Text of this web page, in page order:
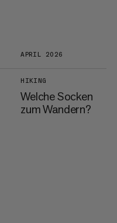
APRIL 2026
HIKING
Welche Socken
zum Wandern?